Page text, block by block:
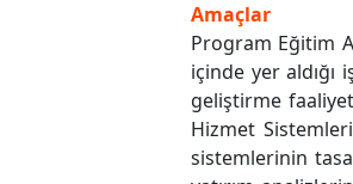
Amaçlar
Program Eğitim
içinde yer
geliştirme
Hizmet
sistemlerinin